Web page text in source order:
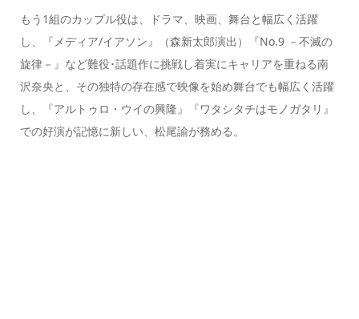
もう1組のカップル役は、ドラマ、映画、舞台と幅広く活躍
し、『メディア/イアソン』（森新太郎演出）『No.9 －不滅の
旋律－』など難役･話題作に挑戦し着実にキャリアを重ねる南
沢奈央と、その独特の存在感で映像を始め舞台でも幅広く活躍
し、『アルトゥロ・ウイの興隆』『ワタシタチはモノガタリ』
での好演が記憶に新しい、松尾諭が務める。